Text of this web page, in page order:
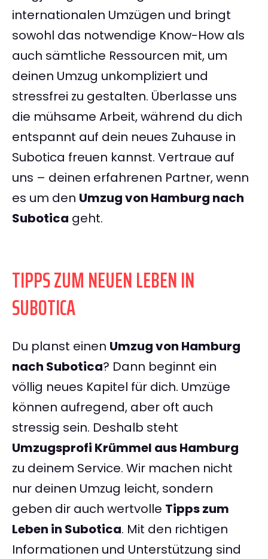
internationalen Umzügen und bringt
sowohl das notwendige Know-How als
auch sämtliche Ressourcen mit, um
deinen Umzug unkompliziert und
stressfrei zu gestalten. Überlasse uns
die mühsame Arbeit, während du dich
entspannt auf dein neues Zuhause in
Subotica freuen kannst. Vertraue auf
uns – deinen erfahrenen Partner, wenn
es um den Umzug von Hamburg nach
Subotica geht.
TIPPS ZUM NEUEN LEBEN IN
SUBOTICA
Du planst einen Umzug von Hamburg
nach Subotica? Dann beginnt ein
völlig neues Kapitel für dich. Umzüge
können aufregend, aber oft auch
stressig sein. Deshalb steht
Umzugsprofi Krümmel aus Hamburg
zu deinem Service. Wir machen nicht
nur deinen Umzug leicht, sondern
geben dir auch wertvolle Tipps zum
Leben in Subotica. Mit den richtigen
Informationen und Unterstützung sind